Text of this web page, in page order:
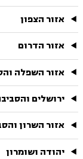
אזור הצפון
אזור הדרום
אזור השפלה
ירושלים
אזור השרון
יהודה ושומרון